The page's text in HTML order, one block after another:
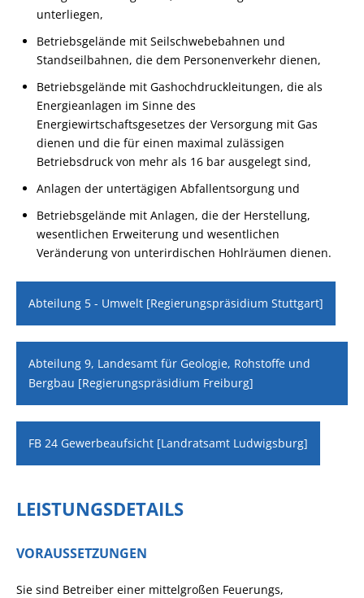
unterliegen,
Betriebsgelände mit Seilschwebebahnen und
Standseilbahnen, die dem Personenverkehr dienen,
Betriebsgelände mit Gashochdruckleitungen, die als
Energieanlagen im Sinne des
Energiewirtschaftsgesetzes der Versorgung mit Gas
dienen und die für einen maximal zulässigen
Betriebsdruck von mehr als 16 bar ausgelegt sind,
Anlagen der untertägigen Abfallentsorgung und
Betriebsgelände mit Anlagen, die der Herstellung,
wesentlichen Erweiterung und wesentlichen
Veränderung von unterirdischen Hohlräumen dienen.
Abteilung 5 - Umwelt [Regierungspräsidium Stuttgart]
Abteilung 9, Landesamt für Geologie, Rohstoffe und
Bergbau [Regierungspräsidium Freiburg]
FB 24 Gewerbeaufsicht [Landratsamt Ludwigsburg]
LEISTUNGSDETAILS
VORAUSSETZUNGEN
Sie sind Betreiber einer mittelgroßen Feuerungs,